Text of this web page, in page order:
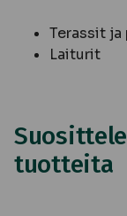
Terassit
Laiturit
tuotteita